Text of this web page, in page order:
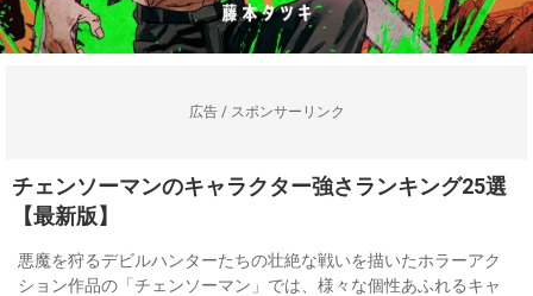
広告 / スポンサーリンク
チェンソーマンのキャラクター強さランキング25選
【最新版】
悪魔を狩るデビルハンターたちの壮絶な戦いを描いたホラーアク
ション作品の「チェンソーマン」では、様々な個性あふれるキャ